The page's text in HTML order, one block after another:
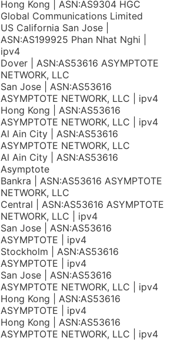
Hong Kong | ASN:AS9304 HGC
Global Communications Limited
US California San Jose |
ASN:AS199925 Phan Nhat Nghi |
ipv4
Dover | ASN:AS53616 ASYMPTOTE
NETWORK, LLC
San Jose | ASN:AS53616
ASYMPTOTE NETWORK, LLC | ipv4
Hong Kong | ASN:AS53616
ASYMPTOTE NETWORK, LLC | ipv4
Al Ain City | ASN:AS53616
ASYMPTOTE NETWORK, LLC
Al Ain City | ASN:AS53616
Asymptote
Bankra | ASN:AS53616 ASYMPTOTE
NETWORK, LLC
Central | ASN:AS53616 ASYMPTOTE
NETWORK, LLC | ipv4
San Jose | ASN:AS53616
ASYMPTOTE | ipv4
Stockholm | ASN:AS53616
ASYMPTOTE | ipv4
San Jose | ASN:AS53616
ASYMPTOTE NETWORK, LLC | ipv4
Hong Kong | ASN:AS53616
ASYMPTOTE | ipv4
Hong Kong | ASN:AS53616
ASYMPTOTE NETWORK, LLC | ipv4